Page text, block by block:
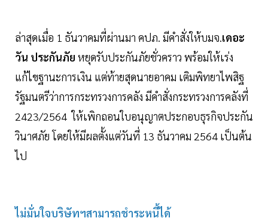
ล่าสุดเมื่อ 1 ธันวาคมที่ผ่านมา คปภ. มีคำสั่งให้บมจ.เดอะ
วัน ประกันภัย หยุดรับประกันภัยชั่วคราว พร้อมให้เร่ง
แก้ไขฐานะการเงิน แต่ท้ายสุดนายอาคม เติมพิทยาไพสิฐ
รัฐมนตรีว่าการกระทรวงการคลัง มีคำสั่งกระทรวงการคลังที่
2423/2564 ให้เพิกถอนใบอนุญาตประกอบธุรกิจประกัน
วินาศภัย โดยให้มีผลตั้งแต่วันที่ 13 ธันวาคม 2564 เป็นต้น
ไป
ไม่มั่นใจบริษัทฯสามารถชำระหนี้ได้